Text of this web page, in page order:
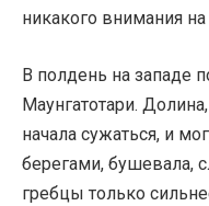
никакого внимания
В полдень на западе
Маунгатотари.
начала сужаться, и
берегами, бушевала,
гребцы только